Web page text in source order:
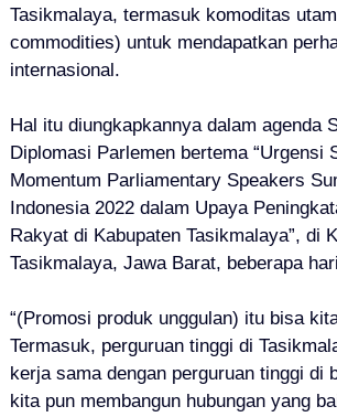
Tasikmalaya, termasuk komoditas
commodities) untuk mendapatkan
internasional.
Hal itu diungkapkannya dalam agenda
Diplomasi Parlemen bertema “Urgensi
Momentum Parliamentary Speakers
Indonesia 2022 dalam Upaya
Rakyat di Kabupaten Tasikmalaya”, di
Tasikmalaya, Jawa Barat, beberapa
“(Promosi produk unggulan) itu bisa
Termasuk, perguruan tinggi di
kerja sama dengan perguruan tinggi di
kita pun membangun hubungan yang